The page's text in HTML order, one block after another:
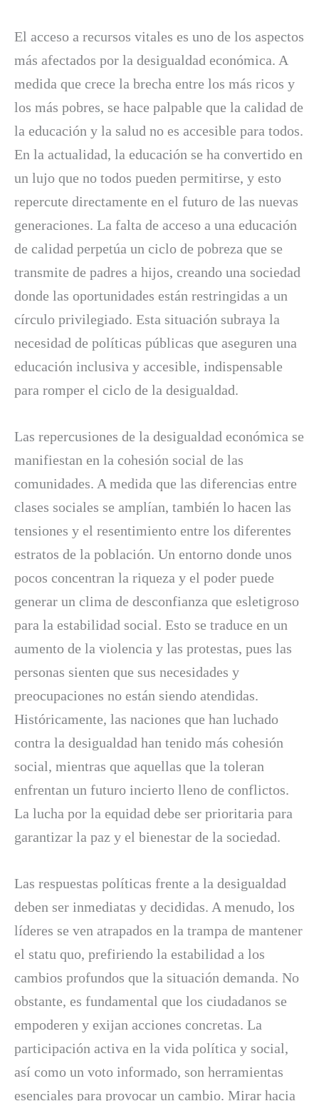
El acceso a recursos vitales es uno de los aspectos
más afectados por la desigualdad económica. A
medida que crece la brecha entre los más ricos y
los más pobres, se hace palpable que la calidad de
la educación y la salud no es accesible para todos.
En la actualidad, la educación se ha convertido en
un lujo que no todos pueden permitirse, y esto
repercute directamente en el futuro de las nuevas
generaciones. La falta de acceso a una educación
de calidad perpetúa un ciclo de pobreza que se
transmite de padres a hijos, creando una sociedad
donde las oportunidades están restringidas a un
círculo privilegiado. Esta situación subraya la
necesidad de políticas públicas que aseguren una
educación inclusiva y accesible, indispensable
para romper el ciclo de la desigualdad.
Las repercusiones de la desigualdad económica se
manifiestan en la cohesión social de las
comunidades. A medida que las diferencias entre
clases sociales se amplían, también lo hacen las
tensiones y el resentimiento entre los diferentes
estratos de la población. Un entorno donde unos
pocos concentran la riqueza y el poder puede
generar un clima de desconfianza que esletigroso
para la estabilidad social. Esto se traduce en un
aumento de la violencia y las protestas, pues las
personas sienten que sus necesidades y
preocupaciones no están siendo atendidas.
Históricamente, las naciones que han luchado
contra la desigualdad han tenido más cohesión
social, mientras que aquellas que la toleran
enfrentan un futuro incierto lleno de conflictos.
La lucha por la equidad debe ser prioritaria para
garantizar la paz y el bienestar de la sociedad.
Las respuestas políticas frente a la desigualdad
deben ser inmediatas y decididas. A menudo, los
líderes se ven atrapados en la trampa de mantener
el statu quo, prefiriendo la estabilidad a los
cambios profundos que la situación demanda. No
obstante, es fundamental que los ciudadanos se
empoderen y exijan acciones concretas. La
participación activa en la vida política y social,
así como un voto informado, son herramientas
esenciales para provocar un cambio. Mirar hacia